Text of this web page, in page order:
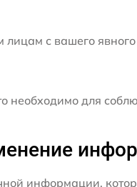
с вашего явного
для
информации,